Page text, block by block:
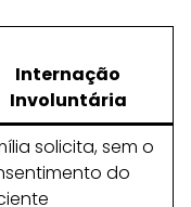
Internação
Involuntária
solicita, sem o
do